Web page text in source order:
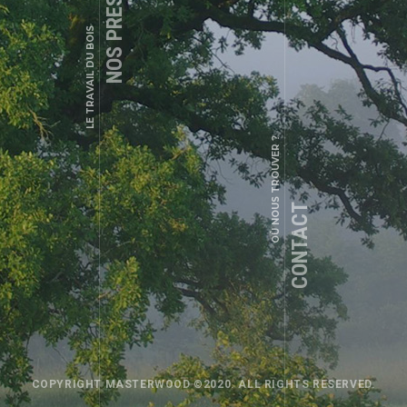
LE TRAVAIL DU BOIS
RÉALISATIONS
RÉALISATIONS OÙ NOUS TROUVER ?
CONTACT
masterwood@orange.fr
COPYRIGHT MASTERWOOD ©2020. ALL RIGHTS RESERVED.